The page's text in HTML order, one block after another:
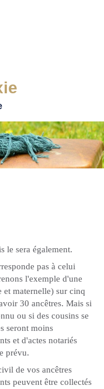
le sera également.
pas à celui
l'exemple d'une
et maternelle) sur cinq
30 ancêtres. Mais si
ou si des cousins se
seront moins
et d'actes notariés
prévu.
de vos ancêtres
peuvent être collectés